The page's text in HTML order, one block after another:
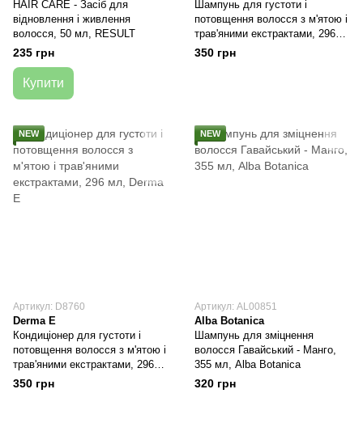
HAIR CARE - Засіб для
відновлення і живлення
волосся, 50 мл, RESULT
235 грн
Купити
Шампунь для густоти і
потовщення волосся з м'ятою і
трав'яними екстрактами, 296
мл, Derma E
350 грн
NEW
Артикул: D8760
Derma E
Кондиціонер для густоти і
потовщення волосся з м'ятою і
трав'яними екстрактами, 296
мл, Derma E
350 грн
NEW
Артикул: AL00851
Alba Botanica
Шампунь для зміцнення
волосся Гавайський - Манго,
355 мл, Alba Botanica
320 грн